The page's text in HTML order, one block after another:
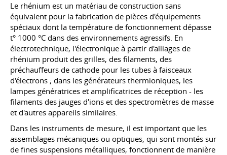
Le rhénium est un matériau de construction sans
équivalent pour la fabrication de pièces d'équipements
spéciaux dont la température de fonctionnement dépasse
t° 1000 °C dans des environnements agressifs. En
électrotechnique, l'électronique à partir d'alliages de
rhénium produit des grilles, des filaments, des
préchauffeurs de cathode pour les tubes à faisceaux
d'électrons ; dans les générateurs thermioniques, les
lampes génératrices et amplificatrices de réception - les
filaments des jauges d'ions et des spectromètres de masse
et d'autres appareils similaires.
Dans les instruments de mesure, il est important que les
assemblages mécaniques ou optiques, qui sont montés sur
de fines suspensions métalliques, fonctionnent de manière